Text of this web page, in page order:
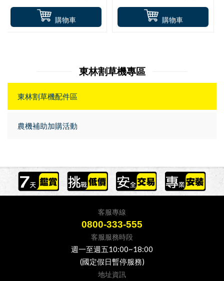
購物車 購物車
東林割草機專區
東林割草機配件區
農機補助加購活動
客服專線
0800-333-555
客服服務時段
週一至週五10:00~18:00
(國定假日暫停服務)
地址資訊